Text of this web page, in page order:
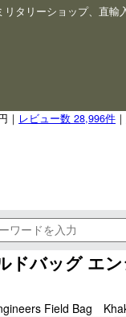
リタリーショップ、直輸
｜ レビュー数 28,996件 ｜
ドバッグ エン
Field Bag